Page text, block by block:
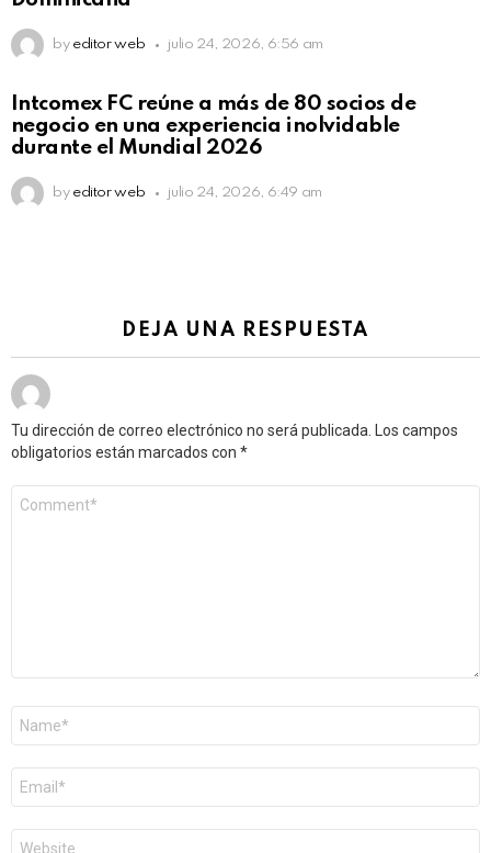
by editor web julio 24, 2026, 6:56 am
Intcomex FC reúne a más de 80 socios de
negocio en una experiencia inolvidable
durante el Mundial 2026
by editor web julio 24, 2026, 6:49 am
DEJA UNA RESPUESTA
Tu dirección de correo electrónico no será publicada.
Los campos
obligatorios están marcados con *
electrónico
*